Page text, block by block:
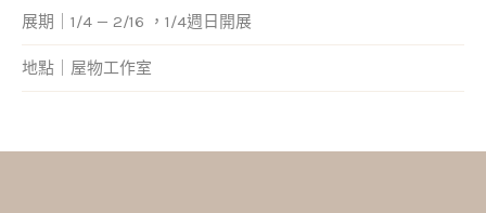
展期｜1/4 — 2/16 ，1/4週日開展
地點｜屋物工作室